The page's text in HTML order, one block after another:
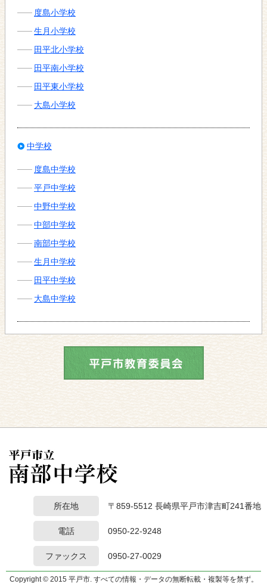
度島小学校
生月小学校
田平北小学校
田平南小学校
田平東小学校
大島小学校
中学校
度島中学校
平戸中学校
中野中学校
中部中学校
南部中学校
生月中学校
田平中学校
大島中学校
所在地 〒859-5512 長崎県平戸市津吉町241番地
電話 0950-22-9248
ファックス 0950-27-0029
Copyright © 2015 平戸市. すべての情報・データの無断転載・複製等を禁ず。